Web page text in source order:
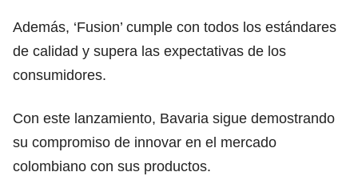
Además, ‘Fusion’ cumple con todos los estándares
de calidad y supera las expectativas de los
consumidores.
Con este lanzamiento, Bavaria sigue demostrando
su compromiso de innovar en el mercado
colombiano con sus productos.